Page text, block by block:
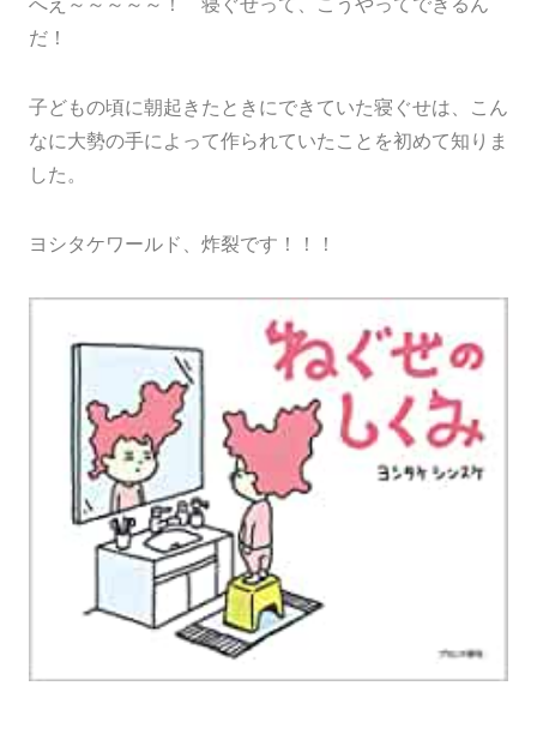
へえ～～～～～！ 寝ぐせって、こうやってできるん
だ！
子どもの頃に朝起きたときにできていた寝ぐせは、こん
なに大勢の手によって作られていたことを初めて知りま
した。
ヨシタケワールド、炸裂です！！！